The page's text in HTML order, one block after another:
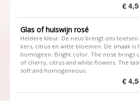
€
Glas of huiswijn rosé
Heldere kleur. De neus brengt ons toetsen
kers, citrus en witte bloemen. De smaak is
homogeen. Bright color. The nose brings
of cherry, citrus and white flowers. The
soft and homogeneous.
€